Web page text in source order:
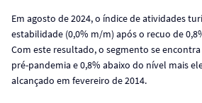
Em agosto de 2024, o índice de atividades
estabilidade (0,0% m/m) após o recuo de
Com este resultado, o segmento se
pré-pandemia e 0,8% abaixo do nível mais
alcançado em fevereiro de 2014.